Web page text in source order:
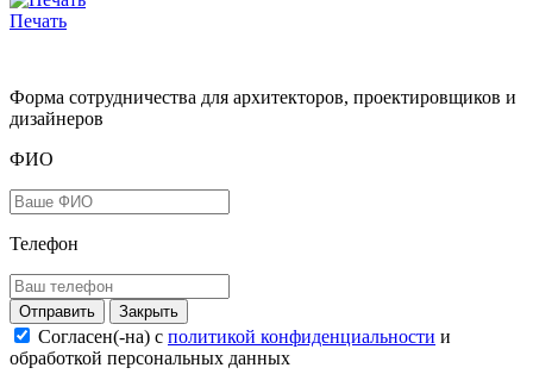
Печать
Форма сотрудничества для архитекторов, проектировщиков и
дизайнеров
ФИО
Телефон
Закрыть
Согласен(-на) c политикой конфиденциальности и
обработкой персональных данных